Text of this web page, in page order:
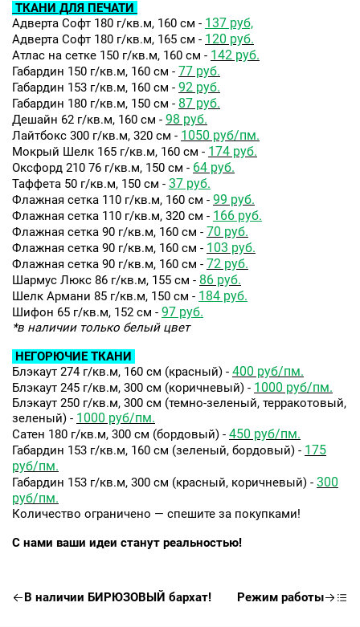
ТКАНИ ДЛЯ ПЕЧАТИ
Адверта Софт 180 г/кв.м, 160 см - 137 руб,
Адверта Софт 180 г/кв.м, 165 см - 120 руб.
Атлас на сетке 150 г/кв.м, 160 см - 142 руб.
Габардин 150 г/кв.м, 160 см - 77 руб.
Габардин 153 г/кв.м, 160 см - 92 руб.
Габардин 180 г/кв.м, 150 см - 87 руб.
Дешайн 62 г/кв.м, 160 см - 98 руб.
Лайтбокс 300 г/кв.м, 320 см - 1050 руб/пм.
Мокрый Шелк 165 г/кв.м, 160 см - 174 руб.
Оксфорд 210 76 г/кв.м, 150 см - 64 руб.
Таффета 50 г/кв.м, 150 см - 37 руб.
Флажная сетка 110 г/кв.м, 160 см - 99 руб.
Флажная сетка 110 г/кв.м, 320 см - 166 руб.
Флажная сетка 90 г/кв.м, 160 см - 70 руб.
Флажная сетка 90 г/кв.м, 160 см - 103 руб.
Флажная сетка 90 г/кв.м, 160 см - 72 руб.
Шармус Люкс 86 г/кв.м, 155 см - 86 руб.
Шелк Армани 85 г/кв.м, 150 см - 184 руб.
Шифон 65 г/кв.м, 152 см - 97 руб.
*в наличии только белый цвет
НЕГОРЮЧИЕ ТКАНИ
Блэкаут 274 г/кв.м, 160 см (красный) - 400 руб/пм.
Блэкаут 245 г/кв.м, 300 см (коричневый) - 1000 руб/пм.
Блэкаут 250 г/кв.м, 300 см (темно-зеленый, терракотовый,
зеленый) - 1000 руб/пм.
Сатен 180 г/кв.м, 300 см (бордовый) - 450 руб/пм.
Габардин 153 г/кв.м, 160 см (зеленый, бордовый) - 175
руб/пм.
Габардин 153 г/кв.м, 300 см (красный, коричневый) - 300
руб/пм.
Количество ограничено — спешите за покупками!
С нами ваши идеи станут реальностью!
В наличии БИРЮЗОВЫЙ бархат! Режим работы
Заявка на бесплатные образцы
ФИО
Ваше имя
Телефон
Ваш телефон
E-mail
Ваш e-mail
ОТПРАВИТЬ